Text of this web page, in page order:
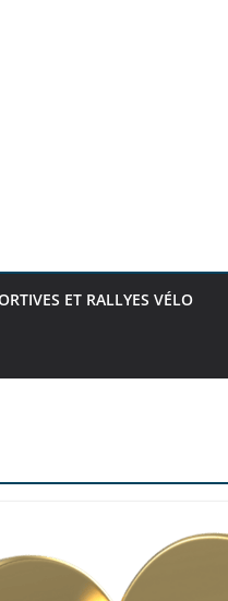
ET RALLYES VÉLO